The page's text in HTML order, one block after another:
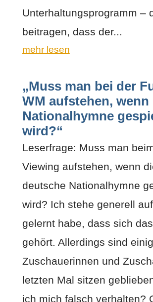
Unterhaltungsprogramm –
beitragen, dass der...
mehr lesen
„Muss man bei der
WM aufstehen, wenn
Nationalhymne
wird?“
Leserfrage: Muss man
Viewing aufstehen, wenn
deutsche Nationalhymne
wird? Ich stehe generell
gelernt habe, dass sich
gehört. Allerdings sind
Zuschauerinnen und
letzten Mal sitzen
ich mich falsch verhalten?